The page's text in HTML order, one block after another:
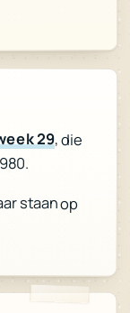
29, die
staan op